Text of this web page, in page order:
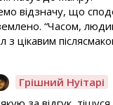
відзначу, що
“Часом,
з цікавим
Грішний Нуітарі